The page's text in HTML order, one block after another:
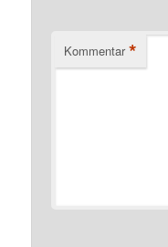
Kommentar *